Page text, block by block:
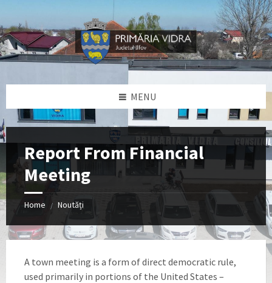
content
left
sidebar
right
sidebar
footer
MENU
Report From Financial
Meeting
Home / Noutăți
A town meeting is a form of direct democratic rule,
used primarily in portions of the United States –